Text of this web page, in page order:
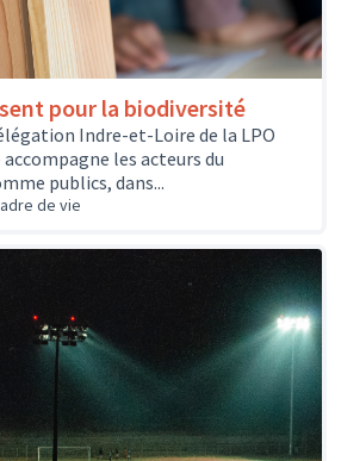
pour la biodiversité
Indre-et-Loire de la LPO
les acteurs du
publics, dans...
de vie